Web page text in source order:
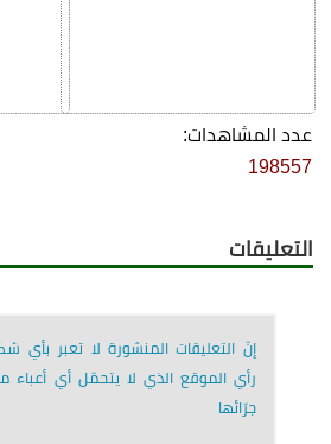
عدد المشاهدات:
198557
التعليقات
إنّ التعليقات المنشورة لا تعبر بأي
رأي الموقع الذي لا يتحمّل أي أعباء
جرّائها